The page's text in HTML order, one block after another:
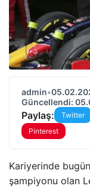
admin•
Güncellendi:
Paylaş: Twitter
Pinterest
Kariyerinde
şampiyonu olan